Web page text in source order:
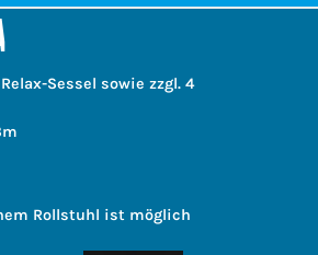
Sessel sowie zzgl. 4
Rollstuhl ist möglich